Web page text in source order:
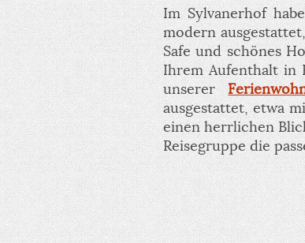
Im Sylvanerhof
modern
Safe und schönes
Ihrem Aufenthalt in
unserer
ausgestattet, etwa
einen herrlichen
Reisegruppe die